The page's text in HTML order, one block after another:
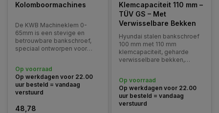
Kolomboormachines
De KWB Machineklem 0-
65mm is een stevige en
betrouwbare bankschroef,
speciaal ontworpen voor
Op voorraad
Op werkdagen voor 22.00
uur besteld = vandaag
verstuurd
48,78
Klemcapaciteit 110 mm –
TÜV GS – Met
Verwisselbare Bekken
Hyundai stalen bankschroef
100 mm met 110 mm
klemcapaciteit, geharde
verwisselbare bekken,
goedgekeurd.
Op voorraad
Op werkdagen voor 22.00
uur besteld = vandaag
verstuurd